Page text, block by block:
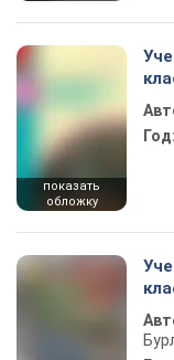
показать
обложку
Год: